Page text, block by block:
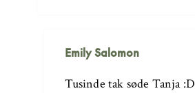
Emily Salomon
Tusinde tak søde Tanja :D